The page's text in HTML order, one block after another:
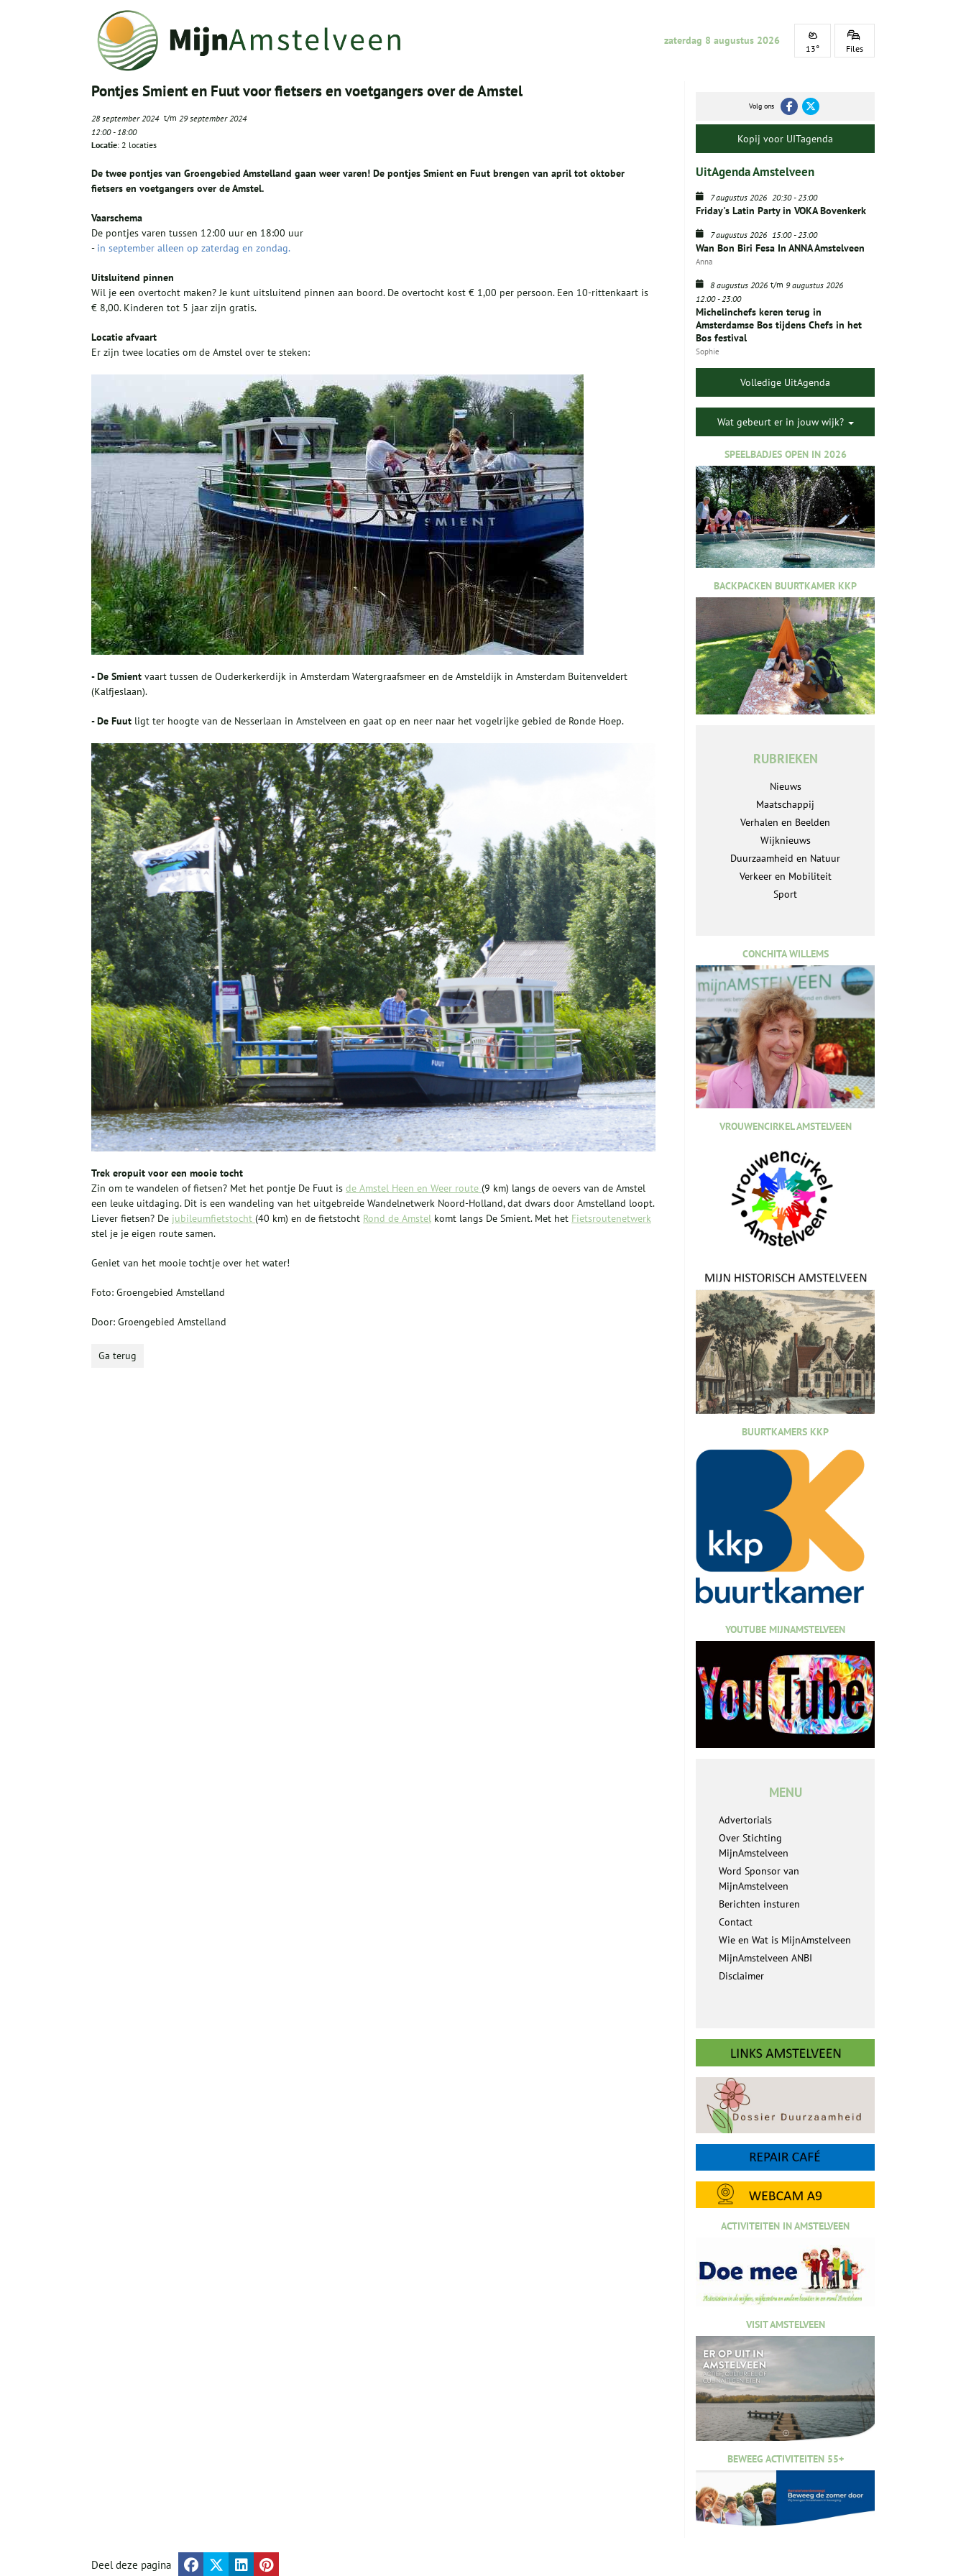
zaterdag 8 augustus 2026
13° Files
Pontjes Smient en Fuut voor fietsers en voetgangers over de Amstel
28 september 2024 t/m 29 september 2024
12:00-18:00
Locatie: 2 locaties
De twee pontjes van Groengebied Amstelland gaan weer varen! De pontjes Smient en Fuut brengen van april tot oktober
fietsers en voetgangers over de Amstel.
Vaarschema
De pontjes varen tussen 12:00 uur en 18:00 uur
- in september alleen op zaterdag en zondag.
Uitsluitend pinnen
Wil je een overtocht maken? Je kunt uitsluitend pinnen aan boord. De overtocht kost € 1,00 per persoon. Een 10-rittenkaart is
€ 8,00. Kinderen tot 5 jaar zijn gratis.
Locatie afvaart
Er zijn twee locaties om de Amstel over te steken:
- De Smient vaart tussen de Ouderkerkerdijk in Amsterdam Watergraafsmeer en de Amsteldijk in Amsterdam Buitenveldert
(Kalfjeslaan).
- De Fuut ligt ter hoogte van de Nesserlaan in Amstelveen en gaat op en neer naar het vogelrijke gebied de Ronde Hoep.
Trek eropuit voor een mooie tocht
Zin om te wandelen of fietsen? Met het pontje De Fuut is de Amstel Heen en Weer route (9 km) langs de oevers van de Amstel
een leuke uitdaging. Dit is een wandeling van het uitgebreide Wandelnetwerk Noord-Holland, dat dwars door Amstelland loopt.
Liever fietsen? De jubileumfietstocht (40 km) en de fietstocht Rond de Amstel komt langs De Smient. Met het Fietsroutenetwerk
stel je je eigen route samen.
Geniet van het mooie tochtje over het water!
Foto: Groengebied Amstelland
Door: Groengebied Amstelland
Ga terug
Volg ons
Kopij voor UITagenda
UitAgenda Amstelveen
7 augustus 2026 20:30-23:00
Friday's Latin Party in VOKA Bovenkerk
7 augustus 2026 15:00-23:00
Wan Bon Biri Fesa In ANNA Amstelveen
Anna
8 augustus 2026 t/m 9 augustus 2026
12:00-23:00
Michelinchefs keren terug in
Amsterdamse Bos tijdens Chefs in het
Bos festival
Sophie
Volledige UitAgenda
Wat gebeurt er in jouw wijk?
SPEELBADJES OPEN IN 2026
BACKPACKEN BUURTKAMER KKP
RUBRIEKEN
Nieuws
Maatschappij
Verhalen en Beelden
Wijknieuws
Duurzaamheid en Natuur
Verkeer en Mobiliteit
Sport
CONCHITA WILLEMS
VROUWENCIRKEL AMSTELVEEN
BUURTKAMERS KKP
YOUTUBE MIJNAMSTELVEEN
MENU
Advertorials
Over Stichting
MijnAmstelveen
Word Sponsor van
MijnAmstelveen
Berichten insturen
Contact
Wie en Wat is MijnAmstelveen
MijnAmstelveen ANBI
Disclaimer
ACTIVITEITEN IN AMSTELVEEN
VISIT AMSTELVEEN
BEWEEG ACTIVITEITEN 55+
Deel deze pagina